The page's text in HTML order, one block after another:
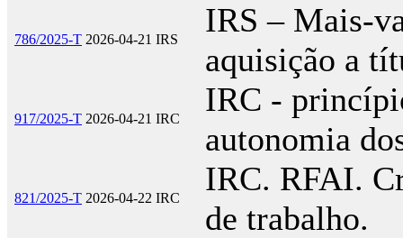
786/2025-T 2026-04-21 IRS
IRS – Mais-
aquisição a
917/2025-T 2026-04-21 IRC
IRC -
autonomia
821/2025-T 2026-04-22 IRC
IRC. RFAI.
de trabalho.